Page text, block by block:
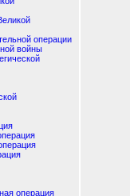
операции
войны
операция